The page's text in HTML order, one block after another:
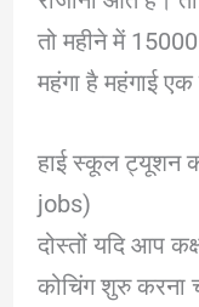
तो महीने में
महंगा है महंगाई
हाई स्कूल ट्यूशन
jobs)
दोस्तों यदि आप
कोचिंग शुरु करना